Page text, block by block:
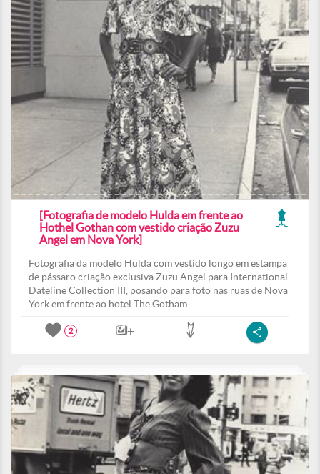
[Fotografia de modelo Hulda em frente ao
Hothel Gothan com vestido criação Zuzu
Angel em Nova York]
Fotografia da modelo Hulda com vestido longo em estampa
de pássaro criação exclusiva Zuzu Angel para International
Dateline Collection III, posando para foto nas ruas de Nova
York em frente ao hotel The Gotham.
2